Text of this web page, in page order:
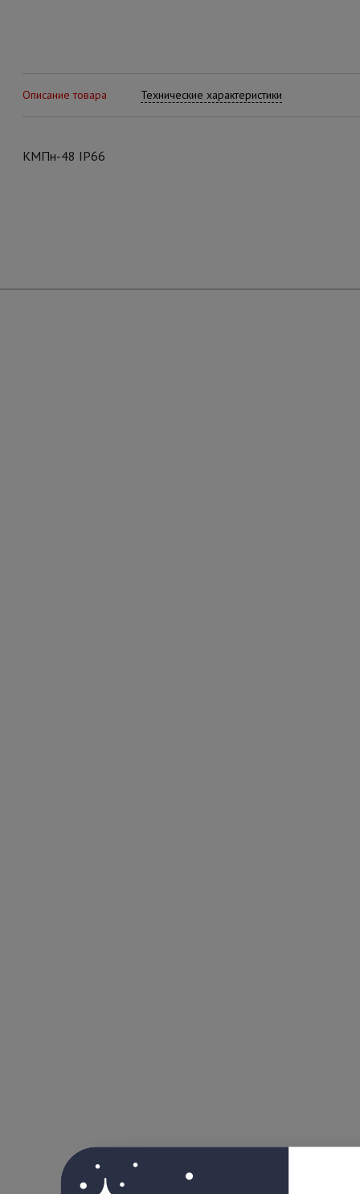
Описание товара Технические характеристики
КМПн-48 IP66